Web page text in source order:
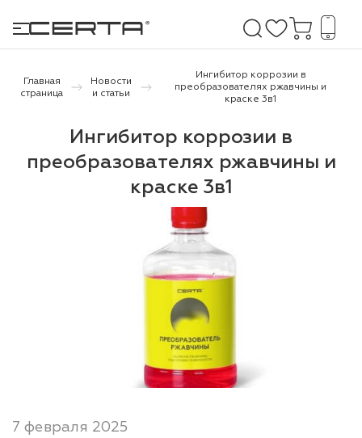
и дачи
Главная
страница
Новости
и статьи
Ингибитор коррозии в
преобразователях ржавчины и
краске 3в1
Ингибитор коррозии в
преобразователях ржавчины и
краске 3в1
7 февраля 2025